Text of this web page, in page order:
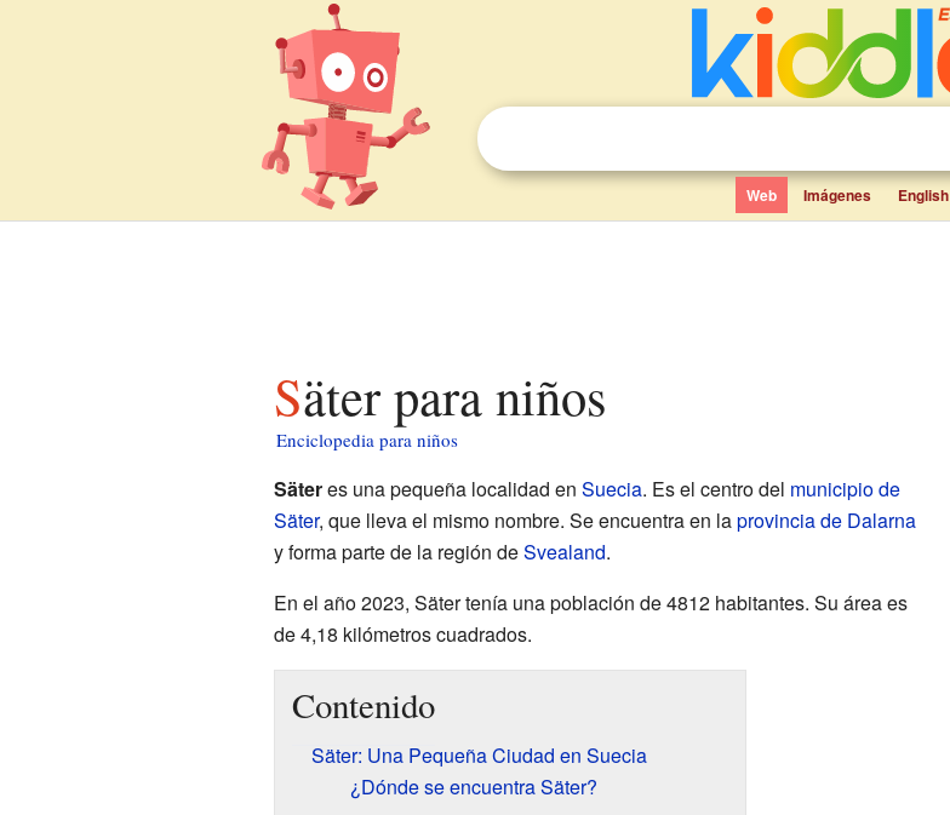
Web Imágenes English
Säter para niños
Enciclopedia para niños
Säteres una pequeña localidad en Suecia. Es el centro del municipio de
Säter, que lleva el mismo nombre. Se encuentra en laprovincia de Dalarna
y forma parte de la región deSvealand.
En el año 2023, Säter tenía una población de 4812 habitantes. Su área es
de 4,18 kilómetros cuadrados.
Contenido
Säter: Una Pequeña Ciudad en Suecia
¿Dónde se encuentra Säter?